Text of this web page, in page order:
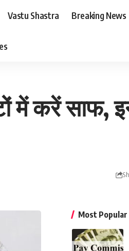
Vastu Shastra Breaking News
में करें साफ,
Most Popular